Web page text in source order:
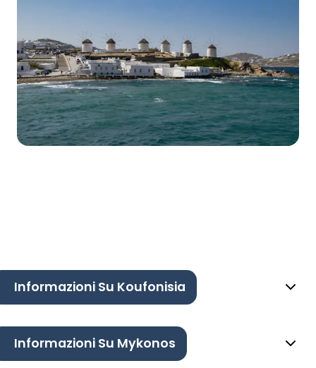
Informazioni Su Koufonisia
Informazioni Su Mykonos